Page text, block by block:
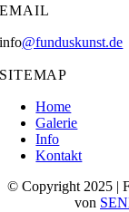
EMAIL
info@funduskunst.de
SITEMAP
Home
Galerie
Info
Kontakt
© Copyright 2025 |
von